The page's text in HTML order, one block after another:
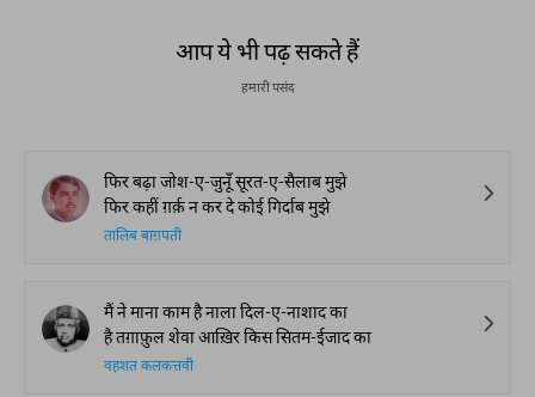
आप ये भी पढ़ सकते हैं
हमारी पसंद
फिर बढ़ा जोश-ए-जुनूँ सूरत-ए-सैलाब मुझे
फिर कहीं ग़र्क़ न कर दे कोई गिर्दाब मुझे
तालिब बाग़पती
मैं ने माना काम है नाला दिल-ए-नाशाद का
है तग़ाफ़ुल शेवा आख़िर किस सितम-ईजाद का
वहशत कलकत्तवी